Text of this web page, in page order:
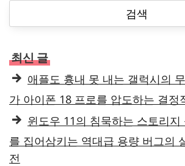
최신 글
애플도 흉내 못 내는 갤럭시의
가 아이폰 18 프로를 압도하는 결정
윈도우 11의 침묵하는 스토리지
를 집어삼키는 역대급 용량 버그의
전